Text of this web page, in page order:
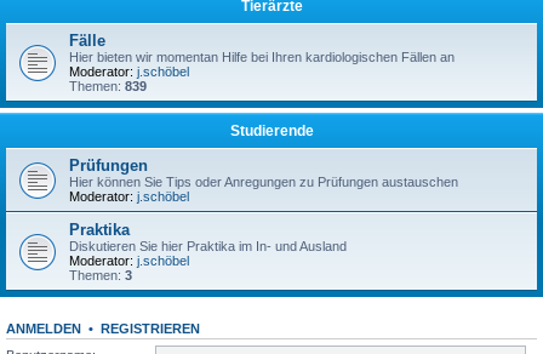
Tierärzte
Fälle
Hier bieten wir momentan Hilfe bei Ihren kardiologischen Fällen an
Moderator: j.schöbel
Themen: 839
Studierende
Prüfungen
Hier können Sie Tips oder Anregungen zu Prüfungen austauschen
Moderator: j.schöbel
Praktika
Diskutieren Sie hier Praktika im In- und Ausland
Moderator: j.schöbel
Themen: 3
ANMELDEN • REGISTRIEREN